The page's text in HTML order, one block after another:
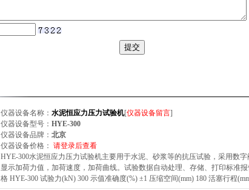
仪器设备名称： 水泥恒应力压力试验机[仪器设备留言]
仪器设备型号： HYE-300
仪器设备品牌： 北京
仪器设备价格： 请登录后查看
HYE-300水泥恒应力压力试验机主要用于水泥、砂浆等的抗压试验，采用数字
显示加荷力值，加荷速度，加荷曲线。试验数据自动处理、存储、打印标准
格 HYE-300 试验力(kN) 300 示值准确度(%) ±1 压缩空间(mm) 180 活塞行程